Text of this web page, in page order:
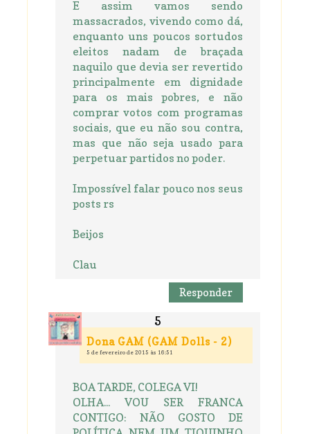
E assim vamos sendo
massacrados, vivendo como dá,
enquanto uns poucos sortudos
eleitos nadam de braçada
naquilo que devia ser revertido
principalmente em dignidade
para os mais pobres, e não
comprar votos com programas
sociais, que eu não sou contra,
mas que não seja usado para
perpetuar partidos no poder.
Impossível falar pouco nos seus
posts rs
Beijos
Clau
Responder
Dona GAM (GAM Dolls - 2)
5 de fevereiro de 2015 às 16:51
BOA TARDE, COLEGA VI!
OLHA... VOU SER FRANCA
CONTIGO: NÃO GOSTO DE